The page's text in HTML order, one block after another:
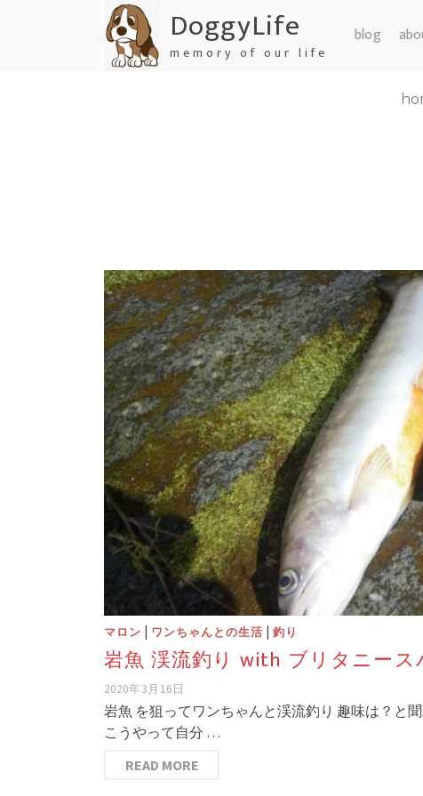
DoggyLife
memory of our life
blog
マロン | ワンちゃんとの生活 | 釣り
岩魚 渓流釣り with ブリタニース
2020年3月16日
岩魚 を狙ってワンちゃんと渓流釣り 趣味は？と
こうやって自分 …
READ MORE